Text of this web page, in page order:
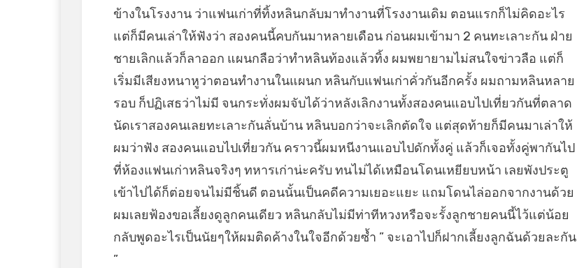
ข้างในโรงงาน ว่าแฟนเก่าที่ทิ้งหลินกลับมาทำงานที่โรงงานเดิม ตอนแรกก็ไม่คิดอะไร
แต่ก็มีคนเล่าให้ฟังว่า สองคนนี้คบกันมาหลายเดือน ก่อนผมเข้ามา 2 คนทะเลาะกัน ฝ่าย
ชายเลิกแล้วก็ลาออก แผนกลือว่าทำหลินท้องแล้วทิ้ง ผมพยายามไม่สนใจข่าวลือ แต่ก็
เริ่มมีเสียงหนาหูว่าตอนทำงานในแผนก หลินกับแฟนเก่าคั่วกันอีกครั้ง ผมถามหลินหลาย
รอบ ก็ปฏิเสธว่าไม่มี จนกระทั่งผมจับได้ว่าหลังเลิกงานทั้งสองคนแอบไปเที่ยวกันที่ตลาด
นัดเราสองคนเลยทะเลาะกันลั่นบ้าน หลินบอกว่าจะเลิกตัดใจ แต่สุดท้ายก็มีคนมาเล่าให้
ผมว่าฟัง สองคนแอบไปเที่ยวกัน คราวนี้ผมหนีงานแอบไปดักทั้งคู่ แล้วก็เจอทั้งคู่พากันไป
ที่ห้องแฟนเก่าหลินจริงๆ ทหารเก่าน่ะครับ ทนไม่ได้เหมือนโดนเหยียบหน้า เลยพังประตู
เข้าไปได้ก็ต่อยจนไม่มีชิ้นดี ตอนนั้นเป็นคดีความเยอะแยะ แถมโดนไล่ออกจากงานด้วย
ผมเลยฟ้องขอเลี้ยงดูลูกคนเดียว หลินกลับไม่มีท่าทีหวงหรือจะรั้งลูกชายคนนี้ไว้แต่น้อย
กลับพูดอะไรเป็นนัยๆให้ผมติดค้างในใจอีกด้วยซ้ำ ” จะเอาไปก็ฝากเลี้ยงลูกฉันด้วยละกัน
”